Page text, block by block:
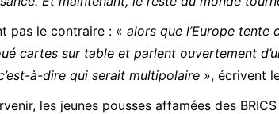
pas le contraire : « alors que l’Europe tente
cartes sur table et parlent ouvertement
à-dire qui serait multipolaire », écrivent
les jeunes pousses affamées des